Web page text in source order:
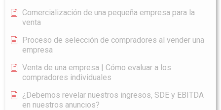
Comercialización de una pequeña empresa para la
venta
Proceso de selección de compradores al vender una
empresa
Venta de una empresa | Cómo evaluar a los
compradores individuales
¿Debemos revelar nuestros ingresos, SDE y EBITDA
en nuestros anuncios?